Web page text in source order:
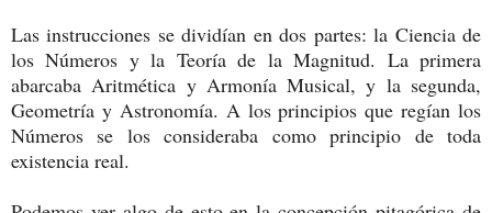
Las instrucciones se dividían en dos partes: la Ciencia de
los Números y la Teoría de la Magnitud. La primera
abarcaba Aritmética y Armonía Musical, y la segunda,
Geometría y Astronomía. A los principios que regían los
Números se los consideraba como principio de toda
existencia real.